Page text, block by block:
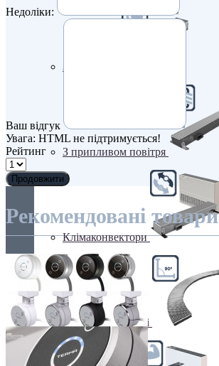
З дренажем
З припливом повітря
Клімаконвектори
Кутові та радіусні
Недоліки:
Ваш відгук
Увага: HTML не підтримується!
Рейтинг
Продовжити
Рекомендовані товари